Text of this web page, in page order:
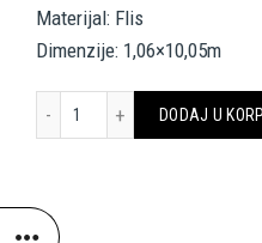
Materijal: Flis
Dimenzije: 1,06×10,05m
A.S. Création Wallpaper
DODAJ U